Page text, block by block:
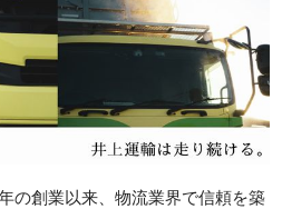
の創業以来、物流業界で信頼を築